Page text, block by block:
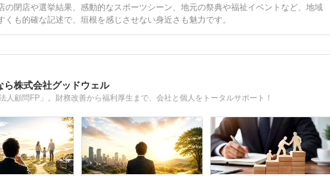
閉店や選挙結果、感動的なスポーツシーン、地元の祭典や福祉イベントなど、地域
も的確な記述で、垣根を感じさせない身近さも魅力です。
ら株式会社グッドウェル
人顧問FP」。財務改善から福利厚生まで、会社と個人をトータルサポート！